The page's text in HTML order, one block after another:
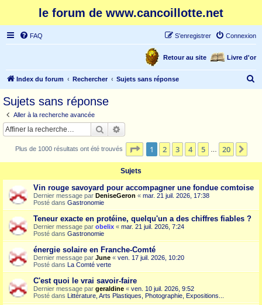
le forum de www.cancoillotte.net
FAQ Connexion
S’enregistrer
Livre d'or
Retour au site
Index du forum Rechercher Sujets sans réponse
c
Sujets sans réponse
Aller à la recherche avancée
Rechercher
Plus de 1000 résultats ont été trouvés Page 1sur20
1 2 3 4 5 20
Sujets
Vin rouge savoyard pour accompagner une fondue comtoise
Dernier message par DeniseGeron « mar. 21 juil. 2026, 17:38
Posté dans Gastronomie
Teneur exacte en protéine, quelqu'un a des chiffres fiables ?
Dernier message par obelix « mar. 21 juil. 2026, 7:24
Posté dans Gastronomie
énergie solaire en Franche-Comté
Dernier message par June « ven. 17 juil. 2026, 10:20
Posté dans La Comté verte
C'est quoi le vrai savoir-faire
Dernier message par geraldine « ven. 10 juil. 2026, 9:52
Posté dans Littérature, Arts Plastiques, Photographie, Expositions...